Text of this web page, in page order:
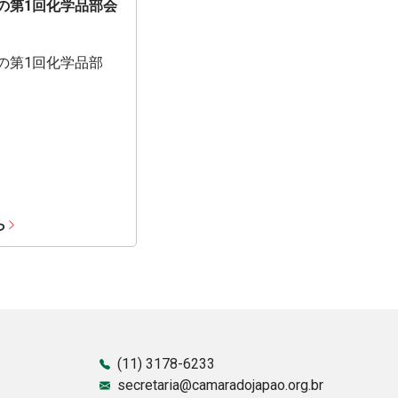
第1回化学品部会
第1回化学品部
(11) 3178-6233
secretaria@camaradojapao.org.br